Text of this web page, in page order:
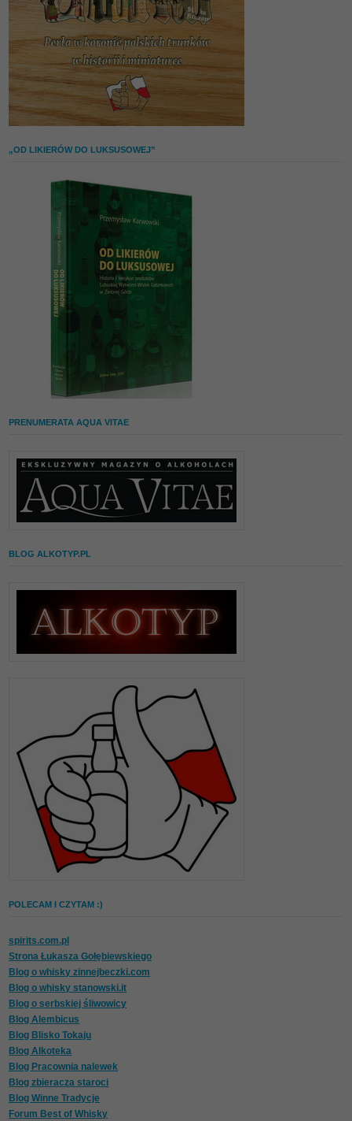
„OD LIKIERÓW DO LUKSUSOWEJ”
PRENUMERATA AQUA VITAE
BLOG ALKOTYP.PL
POLECAM I CZYTAM :)
spirits.com.pl
Strona Łukasza Gołębiewskiego
Blog o whisky zinnejbeczki.com
Blog o whisky stanowski.it
Blog o serbskiej śliwowicy
Blog Alembicus
Blog Blisko Tokaju
Blog Alkoteka
Blog Pracownia nalewek
Blog zbieracza staroci
Blog Winne Tradycje
Forum Best of Whisky